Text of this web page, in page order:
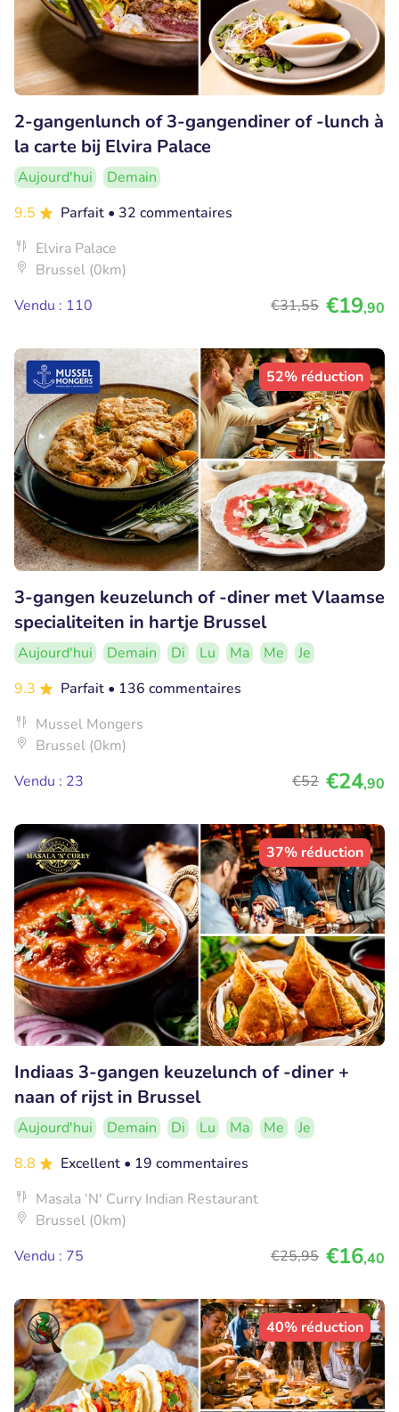
2-gangenlunch of 3-gangendiner of -lunch à
la carte bij Elvira Palace
Aujourd'hui
Demain
9.5
Parfait • 32 commentaires
Elvira Palace
Brussel (0km)
Vendu : 110
€31,55 €19,90
52% réduction
3-gangen keuzelunch of -diner met Vlaamse
specialiteiten in hartje Brussel
Aujourd'hui Demain Di Lu Ma Me
Je
9.3
Parfait • 136 commentaires
Mussel Mongers
Brussel (0km)
Vendu : 23
€52 €24,90
37% réduction
Indiaas 3-gangen keuzelunch of -diner +
naan of rijst in Brussel
Aujourd'hui Demain Di Lu Ma Me
Je
8.8
Excellent • 19 commentaires
Masala ‘N' Curry Indian Restaurant
Brussel (0km)
Vendu : 75
€25,95 €16,40
40% réduction